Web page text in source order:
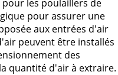
les poulaillers de
pour assurer une
aux entrées d'air
peuvent être installés
des
quantité d'air à extraire.